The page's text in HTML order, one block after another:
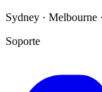
Sydney · Melbourne
Soporte